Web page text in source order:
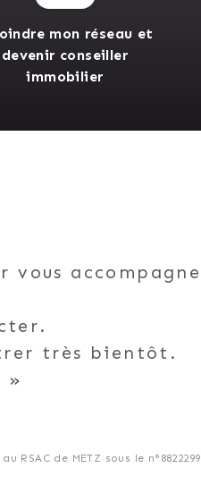
mon réseau et
devenir conseiller
immobilier
vous
très bientôt.
de METZ sous le